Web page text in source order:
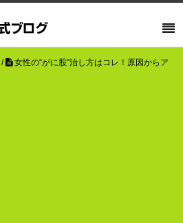
/
女性の“がに股”治し方はコレ！原因からア